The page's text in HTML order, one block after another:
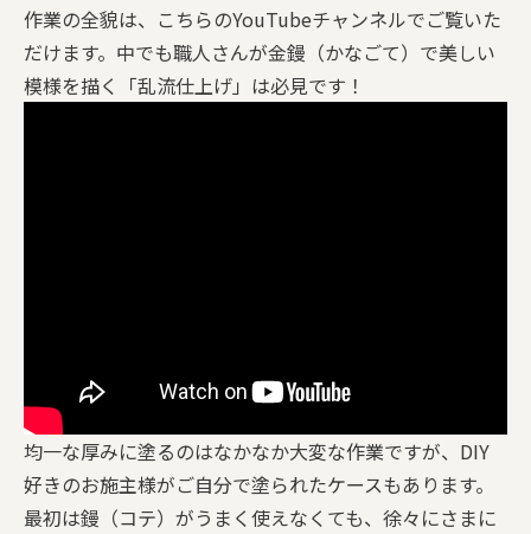
作業の全貌は、こちらのYouTubeチャンネルでご覧いた
だけます。中でも職人さんが金鏝（かなごて）で美しい
模様を描く「乱流仕上げ」は必見です！
均一な厚みに塗るのはなかなか大変な作業ですが、DIY
好きのお施主様がご自分で塗られたケースもあります。
最初は鏝（コテ）がうまく使えなくても、徐々にさまに